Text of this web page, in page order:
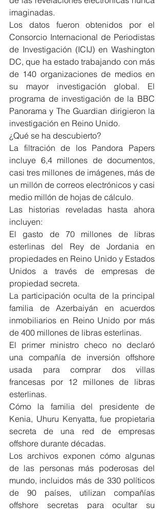
imaginadas.
Los datos fueron obtenidos por el
Consorcio Internacional de Periodistas
de Investigación (ICIJ) en Washington
DC, que ha estado trabajando con más
de 140 organizaciones de medios en
su mayor investigación global. El
programa de investigación de la BBC
Panorama y The Guardian dirigieron la
investigación en Reino Unido.
¿Qué se ha descubierto?
La filtración de los Pandora Papers
incluye 6,4 millones de documentos,
casi tres millones de imágenes, más de
un millón de correos electrónicos y casi
medio millón de hojas de cálculo.
Las historias reveladas hasta ahora
incluyen:
El gasto de 70 millones de libras
esterlinas del Rey de Jordania en
propiedades en Reino Unido y Estados
Unidos a través de empresas de
propiedad secreta.
La participación oculta de la principal
familia de Azerbaiyán en acuerdos
inmobiliarios en Reino Unido por más
de 400 millones de libras esterlinas.
El primer ministro checo no declaró
una compañía de inversión offshore
usada para comprar dos villas
francesas por 12 millones de libras
esterlinas.
Cómo la familia del presidente de
Kenia, Uhuru Kenyatta, fue propietaria
secreta de una red de empresas
offshore durante décadas.
Los archivos exponen cómo algunas
de las personas más poderosas del
mundo, incluidos más de 330 políticos
de 90 países, utilizan compañías
offshore secretas para ocultar su